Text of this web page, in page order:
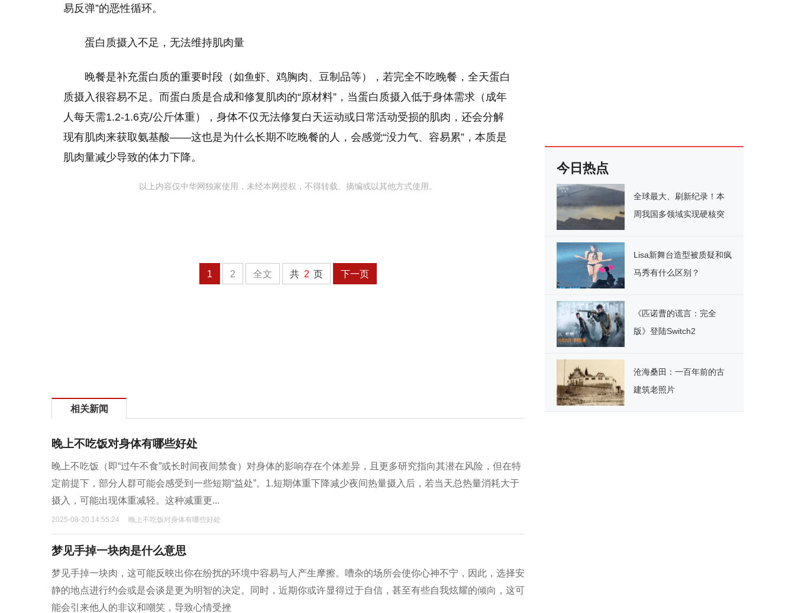
易反弹”的恶性循环。
蛋白质摄入不足，无法维持肌肉量
晚餐是补充蛋白质的重要时段（如鱼虾、鸡胸肉、豆制品等），若完全不吃晚餐，全天蛋白
质摄入很容易不足。而蛋白质是合成和修复肌肉的“原材料”，当蛋白质摄入低于身体需求（成年
人每天需1.2-1.6克/公斤体重），身体不仅无法修复白天运动或日常活动受损的肌肉，还会分解
现有肌肉来获取氨基酸——这也是为什么长期不吃晚餐的人，会感觉“没力气、容易累”，本质是
肌肉量减少导致的体力下降。
以上内容仅中华网独家使用，未经本网授权，不得转载、摘编或以其他方式使用。
1 2 全文 共 2 页 下一页
相关新闻
晚上不吃饭对身体有哪些好处
晚上不吃饭（即“过午不食”或长时间夜间禁食）对身体的影响存在个体差异，且更多研究指向其潜在风险，但在特
定前提下，部分人群可能会感受到一些短期“益处”。1.短期体重下降减少夜间热量摄入后，若当天总热量消耗大于
摄入，可能出现体重减轻。这种减重更...
2025-08-20 14:55:24 晚上不吃饭对身体有哪些好处
梦见手掉一块肉是什么意思
梦见手掉一块肉，这可能反映出你在纷扰的环境中容易与人产生摩擦。嘈杂的场所会使你心神不宁，因此，选择安
静的地点进行约会或是会谈是更为明智的决定。同时，近期你或许显得过于自信，甚至有些自我炫耀的倾向，这可
能会引来他人的非议和嘲笑，导致心情受挫
今日热点
全球最大、刷新纪录！本
周我国多领域实现硬核突
Lisa新舞台造型被质疑和疯
马秀有什么区别？
《匹诺曹的谎言：完全
版》登陆Switch2
沧海桑田：一百年前的古
建筑老照片